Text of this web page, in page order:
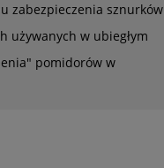
zabezpieczenia sznurków
używanych w ubiegłym
pomidorów w